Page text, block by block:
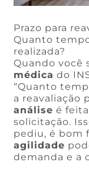
Prazo para
Quanto
realizada?
Quando você
médica do
“Quanto
a reavaliação
análise é
solicitação.
pediu, é bom
agilidade
demanda e a